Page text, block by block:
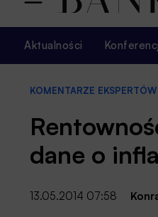
Aktualności
KOMENTARZE EKSPERTÓW
dane o
13.05.2014 07:58